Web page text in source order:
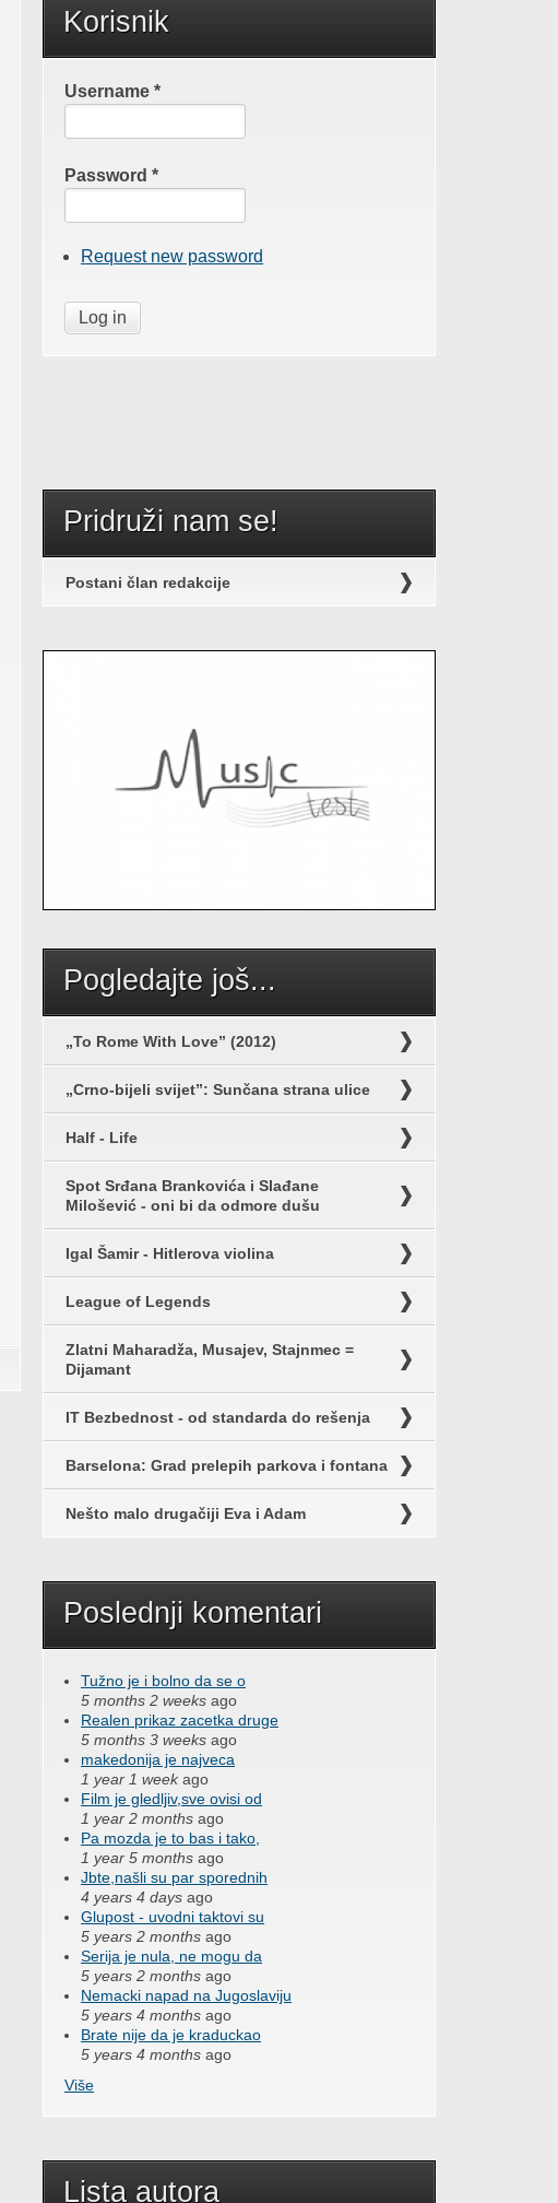
Korisnik
Username*
Password*
Request new password
Pridruži nam se!
Postani član redakcije
Pogledajte još...
„To Rome With Love” (2012)
„Crno-bijeli svijet”: Sunčana strana ulice
Half - Life
Spot Srđana Brankovića i Slađane
Milošević - oni bi da odmore dušu
Igal Šamir - Hitlerova violina
League of Legends
Zlatni Maharadža, Musajev, Stajnmec =
Dijamant
IT Bezbednost - od standarda do rešenja
Barselona: Grad prelepih parkova i fontana
Nešto malo drugačiji Eva i Adam
Poslednji komentari
Tužno je i bolno da se o
5 months 2 weeks ago
Realen prikaz zacetka druge
5 months 3 weeks ago
makedonija je najveca
1 year 1 weekago
Film je gledljiv,sve ovisi od
1 year 2 months ago
Pa mozda je to bas i tako,
1 year 5 months ago
Jbte,našli su par sporednih
4 years 4 days ago
Glupost - uvodni taktovi su
5 years 2 months ago
Serija je nula, ne mogu da
5 years 2 months ago
Nemacki napad na Jugoslaviju
5 years 4 months ago
Brate nije da je kraduckao
5 years 4 months ago
Više
Lista autora